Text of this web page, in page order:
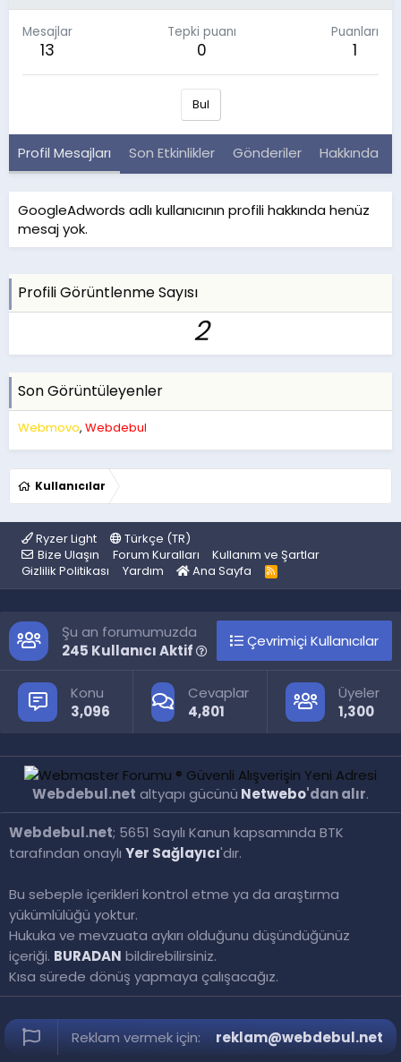
Mesajlar
13
Tepki puanı
0
Puanları
1
Bul
Profil Mesajları Son Etkinlikler Gönderiler Hakkında
GoogleAdwords adlı kullanıcının profili hakkında henüz
mesaj yok.
Profili Görüntlenme Sayısı
2
Son Görüntüleyenler
Webmovo Webdebul
Kullanıcılar
Ryzer Light
Türkçe (TR)
Bize Ulaşın
Forum Kuralları
Kullanım ve Şartlar
Gizlilik Politikası
Yardım Ana Sayfa
R
S
Şu an forumumuzda
245 Kullanıcı Aktif
Çevrimiçi Kullanıcılar
Konu
3,096
Cevaplar
4,801
Üyeler
1,300
Webdebul.net; 5651 Sayılı Kanun kapsamında BTK
tarafından onaylı Yer Sağlayıcı'dır.
Bu sebeple içerikleri kontrol etme ya da araştırma
yükümlülüğü yoktur.
Hukuka ve mevzuata aykırı olduğunu düşündüğünüz
içeriği. BURADAN bildirebilirsiniz.
Kısa sürede dönüş yapmaya çalışacağız.
Webdebul.net altyapı gücünü Netwebo'dan alır.
Reklam vermek için: reklam@webdebul.net